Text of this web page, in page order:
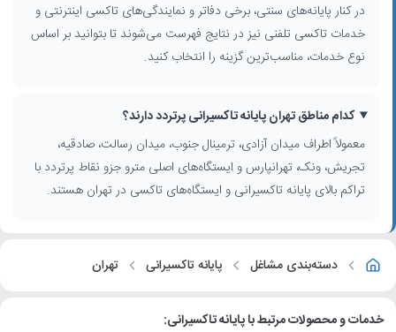
برای انتخاب مناسب‌ترین پایانه، می‌توانید از فیلترهای پیشرفته جستجوی
اطراف من، محدوده شهر، منطقه و محله استفاده کنید تا فقط ایستگاه‌های
نزدیک نمایش داده شوند. بررسی محل قرارگیری پایانه روی نقشه، دسترسی
نهایی، در کاهش زمان سفر مؤثر است.
ترکیب استفاده ازپایانه تاکسیرانیبا خدماتتاکسی اینترنتینیز می‌تواند
گزینه‌ای اقتصادی و زمان‌بر باشد؛ به‌طور مثال، استفاده از ایستگاه تاکسی برای
بخش اصلی مسیر و تاکسی آنلاین برای دسترسی نهایی به کوچه‌ها و
خیابان‌های فرعی. در این صفحه می‌توانید بر اساس نیاز خود، مناسب‌ترین
در کنار پایانه‌های سنتی، برخی دفاتر و نمایندگی‌های تاکسی اینترنتی و
خدمات تاکسی تلفنی نیز در نتایج فهرست می‌شوند تا بتوانید بر اساس
نوع خدمات، مناسب‌ترین گزینه را انتخاب کنید.
کدام مناطق تهران پایانه تاکسیرانی پرتردد دارند؟
معمولاً اطراف میدان آزادی، ترمینال جنوب، میدان رسالت، صادقیه،
تجریش، ونک، تهرانپارس و ایستگاه‌های اصلی مترو جزو نقاط پرتردد با
تراکم بالای پایانه تاکسیرانی و ایستگاه‌های تاکسی در تهران هستند.
دسته‌بندی مشاغل پایانه تاکسیرانی تهران
خدمات و محصولات مرتبط با پایانه تاکسیرانی: